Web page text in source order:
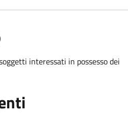
interessati in possesso dei